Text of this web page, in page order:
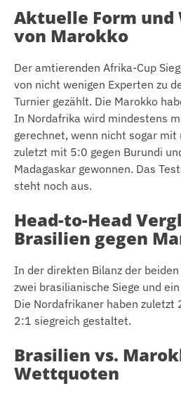
Aktuelle Form und
von Marokko
Der amtierenden Afrika-Cup
von nicht wenigen Experten zu
Turnier gezählt. Die Marokko
In Nordafrika wird mindestens
gerechnet, wenn nicht sogar mit
zuletzt mit 5:0 gegen Burundi
Madagaskar gewonnen. Das
steht noch aus.
Head-to-Head
Brasilien gegen
In der direkten Bilanz der
zwei brasilianische Siege und
Die Nordafrikaner haben
2:1 siegreich gestaltet.
Brasilien vs.
Wettquoten